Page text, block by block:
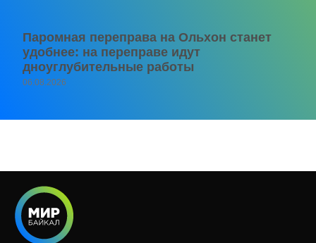
Паромная переправа на Ольхон станет
удобнее: на переправе идут
дноуглубительные работы
06.08.2026